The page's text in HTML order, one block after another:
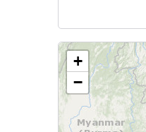
+
−